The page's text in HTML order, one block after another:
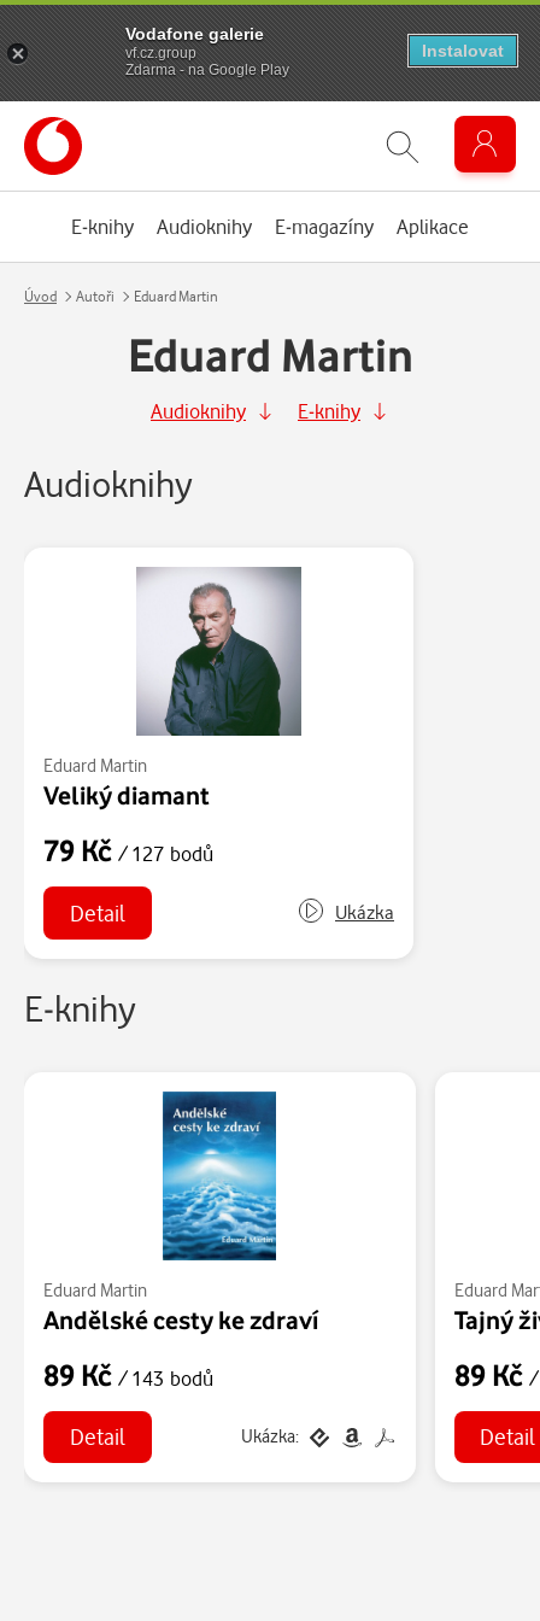
E-knihy Audioknihy E-magazíny Aplikace
Úvod Autoři Eduard Martin
Eduard Martin
Audioknihy E-knihy
Audioknihy
Eduard Martin
Veliký diamant
79 Kč / 127 bodů
Detail Ukázka
E-knihy
Eduard Martin
Andělské cesty ke zdraví
89 Kč / 143 bodů
Detail Ukázka:
Eduard
Tajný
89 Kč /
Detail
Vodafone galerie
vf.cz.group
Zdarma - na Google Play
Instalovat